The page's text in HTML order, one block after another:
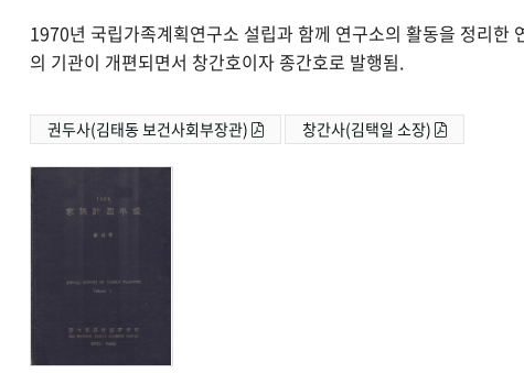
1970년 국립가족계획연구소 설립과 함께 연구소의 활동을 정리
의 기관이 개편되면서 창간호이자 종간호로 발행됨.
권두사(김태동 보건사회부장관) 창간사(김택일 소장)